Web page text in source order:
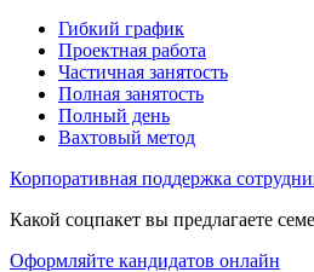
Гибкий график
Проектная работа
Частичная занятость
Полная занятость
Полный день
Вахтовый метод
Корпоративная поддержка
Какой соцпакет вы предлагаете
Оформляйте кандидатов онлайн